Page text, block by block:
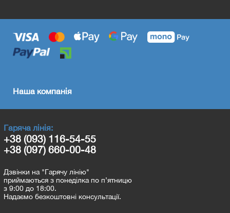
Наша компанія
Гаряча лінія:
+38 (093) 116-54-55
+38 (097) 660-00-48
Дзвінки на "Гарячу лінію"
приймаються з понеділка по п’ятницю
з 9:00 до 18:00.
Надаємо безкоштовні консультації.